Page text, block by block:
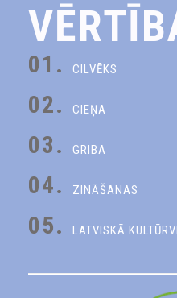
01. CILVĒKS
02. CIEŅA
03. GRIBA
04. ZINĀŠANAS
05. LATVISKĀ